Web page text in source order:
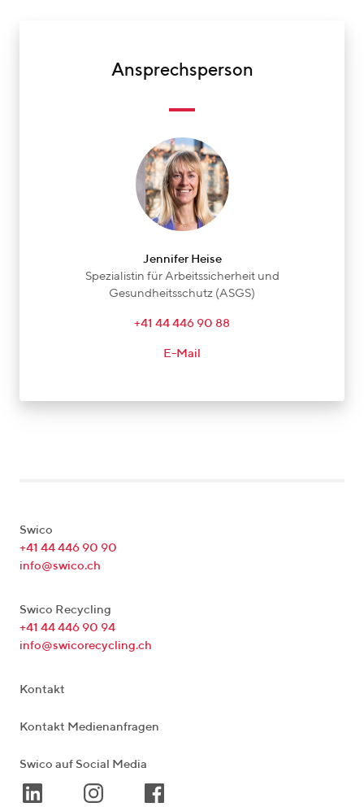
Ansprechsperson
Jennifer Heise
Spezialistin für Arbeitssicherheit und
Gesundheitsschutz (ASGS)
+41 44 446 90 88
E-Mail
Swico
+41 44 446 90 90
info@swico.ch
Swico Recycling
+41 44 446 90 94
info@swicorecycling.ch
Kontakt
Kontakt Medienanfragen
Swico auf Social Media